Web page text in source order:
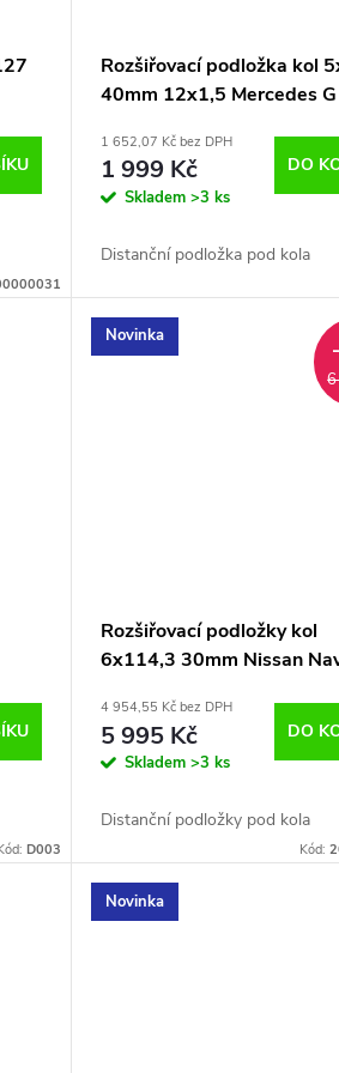
Rozšiřovací podložka kol
40mm 12x1,5 Mercedes
1 652,07 Kč bez DPH
1 999 Kč
Skladem >3 ks
DO
Distanční podložka pod kola
D003
Novinka
Rozšiřovací podložky kol
6x114,3 30mm Nissan
4 954,55 Kč bez DPH
5 995 Kč
Skladem >3 ks
DO
Distanční podložky pod kola
Kód:
Novinka